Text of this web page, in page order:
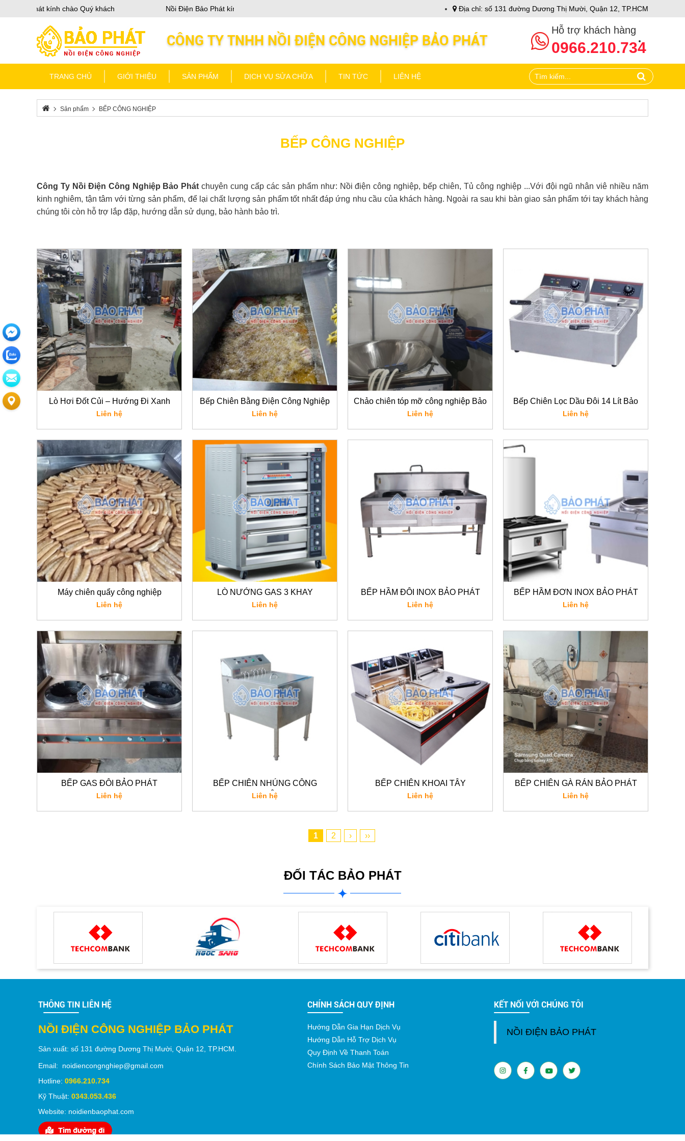
Bảo Phát kính chào Quý khách Nồi Điện Bảo Phát kính chào Quý khách Nồi Điện Bảo Phát kính chào Quý kháchĐịa chỉ: số 131 đường Dương Thị Mười, Quận 12, TP.HCM
Hỗ trợ khách hàng
0966.210.734
TRANG CHỦ GIỚI THIỆU SẢN PHẨM DỊCH VỤ SỬA CHỮA TIN TỨC LIÊN HỆ
Sản phẩm BẾP CÔNG NGHIỆP
BẾP CÔNG NGHIỆP
Công Ty Nồi Điện Công Nghiệp Bảo Phát chuyên cung cấp các sản phẩm như: Nồi điện công nghiệp, bếp chiên, Tủ công nghiệp ...Với đội ngũ nhân viê nhiều năm
kinh nghiêm, tận tâm với từng sản phẩm, để lại chất lượng sản phẩm tốt nhất đáp ứng nhu cầu của khách hàng. Ngoài ra sau khi bàn giao sản phẩm tới tay khách hàng
chúng tôi còn hỗ trợ lắp đặp, hướng dẫn sử dụng, bảo hành bảo trì.
Lò Hơi Đốt Củi – Hướng Đi Xanh
Cho Sản Xuất Bền Vững Trong Thời
Liên hệ
Bếp Chiên Bằng Điện Công Nghiệp
Bảo Phát
Liên hệ
Chảo chiên tóp mỡ công nghiệp Bảo
Phát
Liên hệ
Bếp Chiên Lọc Dầu Đôi 14 Lít Bảo
Phát
Liên hệ
Máy chiên quẩy công nghiệp
Liên hệ
LÒ NƯỚNG GAS 3 KHAY
Liên hệ
BẾP HẦM ĐÔI INOX BẢO PHÁT
Liên hệ
BẾP HẦM ĐƠN INOX BẢO PHÁT
Liên hệ
BẾP GAS ĐÔI BẢO PHÁT
Liên hệ
BẾP CHIÊN NHÚNG CÔNG
NGHIỆP
Liên hệ
BẾP CHIÊN KHOAI TÂY
Liên hệ
BẾP CHIÊN GÀ RÁN BẢO PHÁT
Liên hệ
1 2 › ››
ĐỐI TÁC BẢO PHÁT
THÔNG TIN LIÊN HỆ
NỒI ĐIỆN CÔNG NGHIỆP BẢO PHÁT
Sản xuất: số 131 đường Dương Thị Mười, Quận 12 , TP.HCM
Email: noidiencongnghiep@gmail.com
Hotline: 0966.210.734
Kỹ Thuật: 0343.053.436
Website: noidienbaophat.com
CHÍNH SÁCH QUY ĐỊNH
Hướng Dẫn Gia Hạn Dịch Vụ
Hướng Dẫn Hỗ Trợ Dịch Vụ
Quy Định Về Thanh Toán
Chính Sách Bảo Mật Thông Tin
KẾT NỐI VỚI CHÚNG TÔI
NỒI ĐIỆN BẢO PHÁT